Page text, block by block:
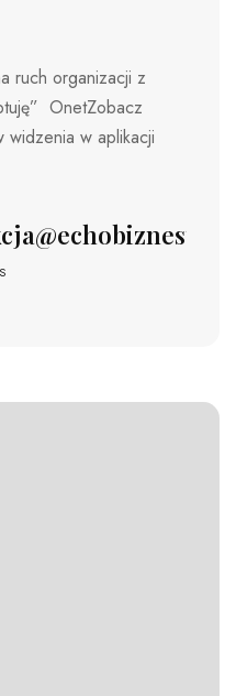
ruch organizacji z
OnetZobacz
widzenia w aplikacji